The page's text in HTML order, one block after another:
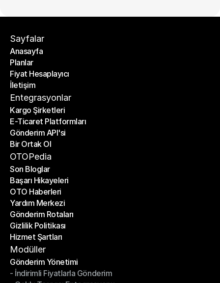
Sayfalar
Anasayfa
Anasayfa
Planlar
Planlar
Fiyat Hesaplayıcı
Fiyat Hesaplayıcı
İletişim
İletişim
Entegrasyonlar
Kargo Şirketleri
Kargo Şirketleri
E-Ticaret Platformları
E-Ticaret Platformları
Gönderim API'si
Gönderim API'si
Bir Ortak Ol
Bir Ortak Ol
OTOPedia
Son Bloglar
Son Bloglar
Başarı Hikayeleri
Başarı Hikayeleri
OTO Haberleri
OTO Haberleri
Yardım Merkezi
Yardım Merkezi
Gönderim Rotaları
Gönderim Rotaları
Gizlilik Politikası
Gizlilik Politikası
Hizmet Şartları
Hizmet Şartları
Modüller
Gönderim Yönetimi
Gönderim Yönetimi
- İndirimli Fiyatlarla Gönderim